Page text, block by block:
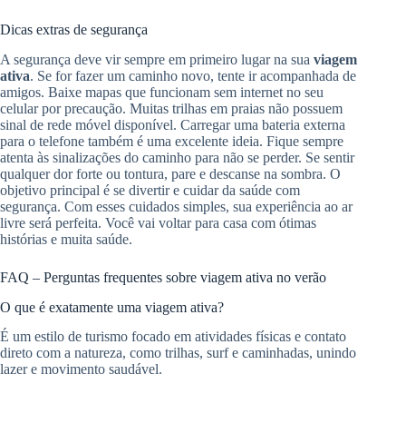
Dicas extras de segurança
A segurança deve vir sempre em primeiro lugar na sua viagem
ativa. Se for fazer um caminho novo, tente ir acompanhada de
amigos. Baixe mapas que funcionam sem internet no seu
celular por precaução. Muitas trilhas em praias não possuem
sinal de rede móvel disponível. Carregar uma bateria externa
para o telefone também é uma excelente ideia. Fique sempre
atenta às sinalizações do caminho para não se perder. Se sentir
qualquer dor forte ou tontura, pare e descanse na sombra. O
objetivo principal é se divertir e cuidar da saúde com
segurança. Com esses cuidados simples, sua experiência ao ar
livre será perfeita. Você vai voltar para casa com ótimas
histórias e muita saúde.
FAQ – Perguntas frequentes sobre viagem ativa no verão
O que é exatamente uma viagem ativa?
É um estilo de turismo focado em atividades físicas e contato
direto com a natureza, como trilhas, surf e caminhadas, unindo
lazer e movimento saudável.